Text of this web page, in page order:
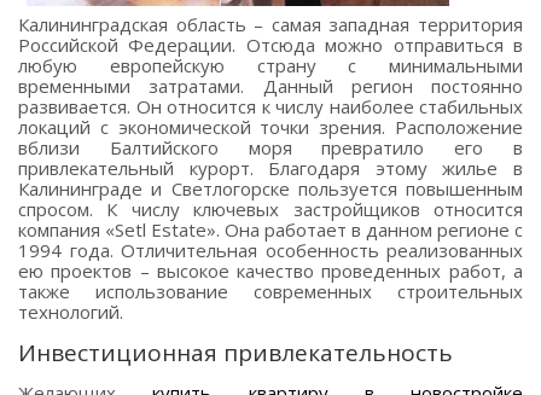
Калининградская область – самая западная территория
Российской Федерации. Отсюда можно отправиться в
любую европейскую страну с минимальными
временными затратами. Данный регион постоянно
развивается. Он относится к числу наиболее стабильных
локаций с экономической точки зрения. Расположение
вблизи Балтийского моря превратило его в
привлекательный курорт. Благодаря этому жилье в
Калининграде и Светлогорске пользуется повышенным
спросом. К числу ключевых застройщиков относится
компания «Setl Estate». Она работает в данном регионе с
1994 года. Отличительная особенность реализованных
ею проектов – высокое качество проведенных работ, а
также использование современных строительных
технологий.
Инвестиционная привлекательность